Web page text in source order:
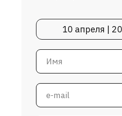
10 апреля |